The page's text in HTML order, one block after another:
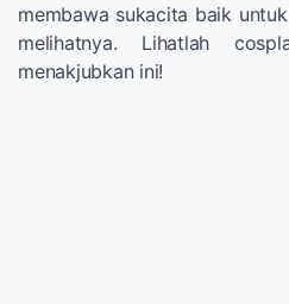
membawa sukacita baik
melihatnya. Lihatlah
menakjubkan ini!